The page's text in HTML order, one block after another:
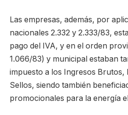
Las empresas, además, por
nacionales 2.332 y 2.333/83,
pago del IVA, y en el orden
1.066/83) y municipal estaban
impuesto a los Ingresos Brutos,
Sellos, siendo también
promocionales para la energía